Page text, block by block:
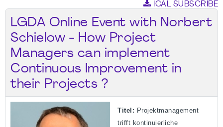
ICAL SUBSCRIBE
LGDA Online Event with Norbert
Schielow - How Project
Managers can implement
Continuous Improvement in
their Projects ?
Titel: Projektmanagement
trifft kontinuierliche